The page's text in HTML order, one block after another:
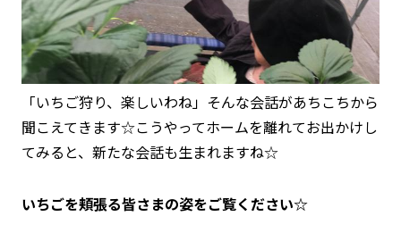
「いちご狩り、楽しいわね」そんな会話があちこちから
聞こえてきます☆こうやってホームを離れてお出かけし
てみると、新たな会話も生まれますね☆
いちごを頬張る皆さまの姿をご覧ください☆